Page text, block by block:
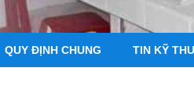
QUY ĐỊNH CHUNG TIN KỸ